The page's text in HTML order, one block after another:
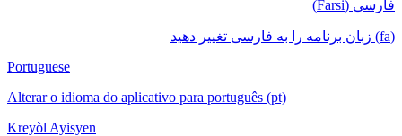
فارسی (Farsi)
(fa) زبان برنامه را به فارسی تغییر دهید
Portuguese
Alterar o idioma do aplicativo para português (pt)
Kreyòl Ayisyen